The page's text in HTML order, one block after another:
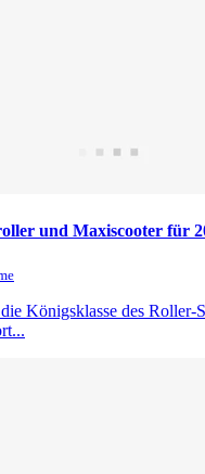
und Maxiscooter für
Königsklasse des Roller-